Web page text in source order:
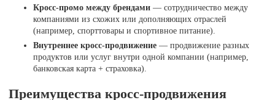
Кросс-промо между брендами — сотрудничество между
компаниями из схожих или дополняющих отраслей
(например, спорттовары и спортивное питание).
Внутреннее кросс-продвижение — продвижение разных
продуктов или услуг внутри одной компании (например,
банковская карта + страховка).
Преимущества кросс-продвижения